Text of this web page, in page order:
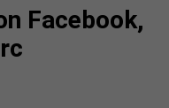
Facebook,